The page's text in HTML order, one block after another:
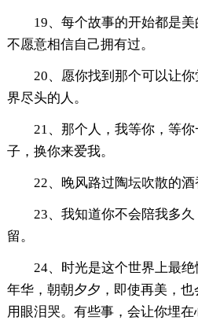
19、每个故事的开始都是
不愿意相信自己拥有过。
20、愿你找到那个可以让
界尽头的人。
21、那个人，我等你，等
子，换你来爱我。
22、晚风路过陶坛吹散的酒
23、我知道你不会陪我多
留。
24、时光是这个世界上最
年华，朝朝夕夕，即使再美，
用眼泪哭。有些事，会让你埋